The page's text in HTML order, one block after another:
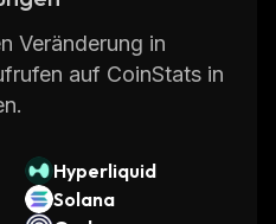
Veränderung in
auf CoinStats in
Hyperliquid
Solana